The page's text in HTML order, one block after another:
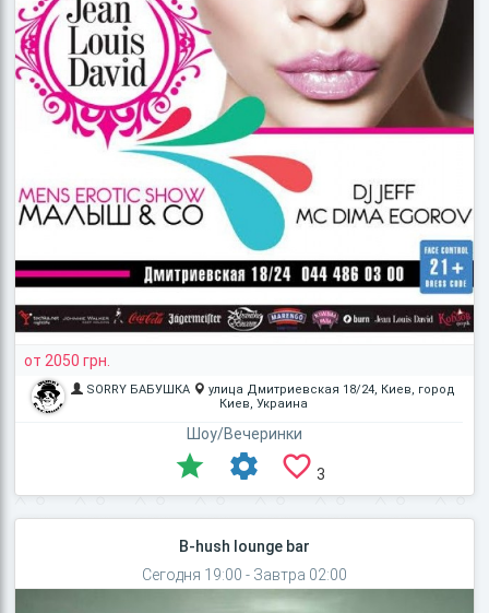
от 2050 грн.
SORRY БАБУШКА
улица Дмитриевская 18/24, Киев, город
Киев, Украина
Шоу/Вечеринки
3
B-hush lounge bar
Сегодня 19:00 - Завтра 02:00